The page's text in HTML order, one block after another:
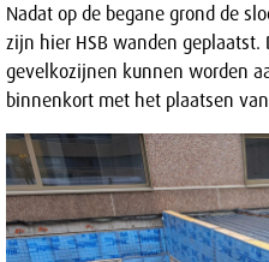
Nadat op de begane grond de
zijn hier HSB wanden
gevelkozijnen kunnen worden
binnenkort met het plaatsen